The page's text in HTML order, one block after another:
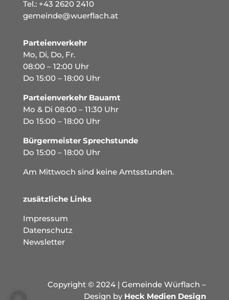
Tel.: +43 2620 2410
gemeinde@wuerflach.at
Parteienverkehr
Mo, Di, Do, Fr.
08:00 – 12:00 Uhr
Do 15:00 – 18:00 Uhr
Parteienverkehr Bauamt
Mo & Di 08:00 – 11:30 Uhr
Do 15:00 – 18:00 Uhr
Bürgermeister Sprechstunde
Do 15:00 – 18:00 Uhr
Am Mittwoch sind keine Amtsstunden.
zusätzliche Links
Impressum
Datenschutz
Newsletter
Copyright © 2024 | Gemeinde Würflach –
Design by Heck Medien Design